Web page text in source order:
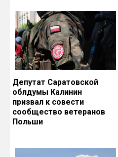
Депутат Саратовской
облдумы Калинин
призвал к совести
сообщество ветеранов
Польши